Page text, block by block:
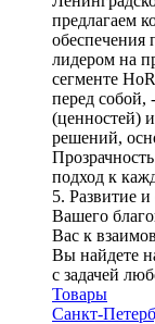
предлагаем
обеспечения
лидером на
сегменте
перед собой,
(ценностей)
решений,
подход к
5. Развитие
Вашего
Вас к
Вы найдете
с задачей
Товары
Санкт-